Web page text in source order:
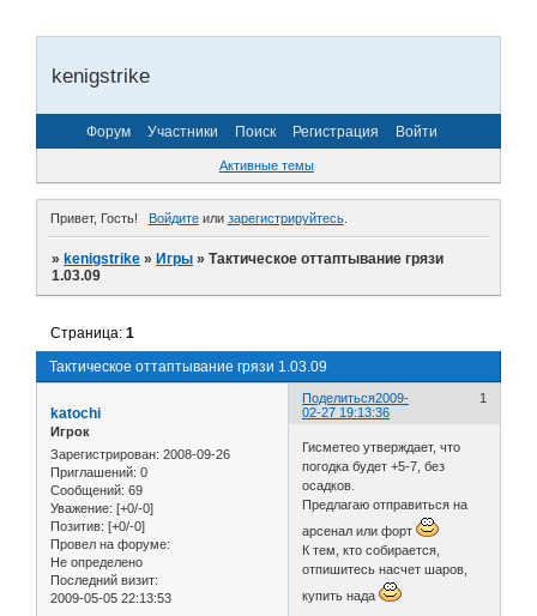
kenigstrike
Форум Участники Поиск Регистрация Войти
Активные темы
Привет, Гость! Войдитеили зарегистрируйтесь.
»kenigstrike »Игры »Тактическое оттаптывание грязи
1.03.09
Тактическое оттаптывание грязи 1.03.09
Страница:1
Поделиться 1
2009-
02-27 19:13:36
katochi
Игрок
Зарегистрирован: 2008-09-26
Приглашений: 0
Сообщений: 69
Уважение: [+0/-0]
Позитив: [+0/-0]
Провел на форуме:
Не определено
Последний визит:
2009-05-05 22:13:53
Гисметео утверждает, что
погодка будет +5-7, без
осадков.
Предлагаю отправиться на
арсенал или форт
К тем, кто собирается,
отпишитесь насчет шаров,
купить нада